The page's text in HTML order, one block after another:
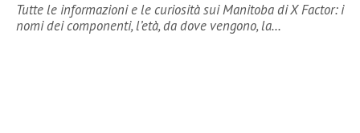
Tutte le informazioni e le curiosità sui Manitoba di X Factor: i
nomi dei componenti, l’età, da dove vengono, la…